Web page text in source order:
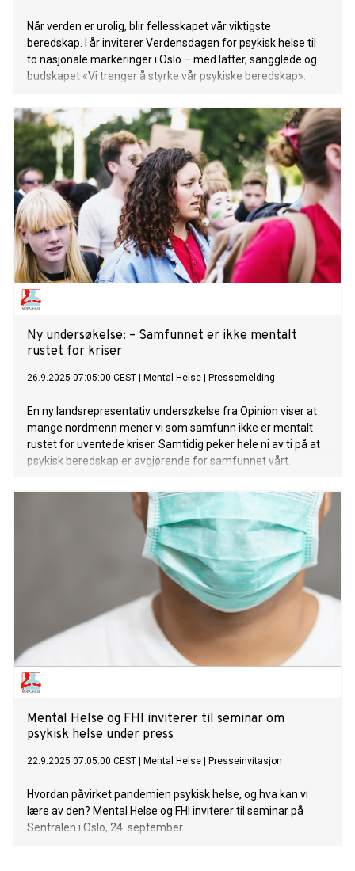
Når verden er urolig, blir fellesskapet vår viktigste
beredskap. I år inviterer Verdensdagen for psykisk helse til
to nasjonale markeringer i Oslo – med latter, sangglede og
budskapet «Vi trenger å styrke vår psykiske beredskap».
Ny undersøkelse: – Samfunnet er ikke mentalt
rustet for kriser
26.9.2025 07:05:00 CEST Mental Helse Pressemelding
En ny landsrepresentativ undersøkelse fra Opinion viser at
mange nordmenn mener vi som samfunn ikke er mentalt
rustet for uventede kriser. Samtidig peker hele ni av ti på at
psykisk beredskap er avgjørende for samfunnet vårt.
Mental Helse og FHI inviterer til seminar om
psykisk helse under press
22.9.2025 07:05:00 CEST Mental Helse Presseinvitasjon
Hvordan påvirket pandemien psykisk helse, og hva kan vi
lære av den? Mental Helse og FHI inviterer til seminar på
Sentralen i Oslo, 24. september.